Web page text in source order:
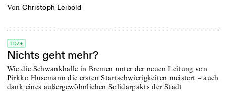
von Christoph Leibold
TDZ+
Nichts geht mehr?
Wie die Schwankhalle in Bremen unter der neuen Leitung von
Pirkko Husemann die ersten Startschwierigkeiten meistert – auch
dank eines außergewöhnlichen Solidarpakts der Stadt